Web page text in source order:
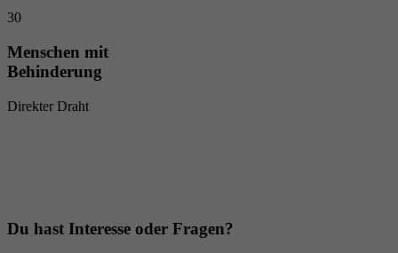
30
Menschen mit
Behinderung
Direkter Draht
Du hast Interesse oder Fragen?